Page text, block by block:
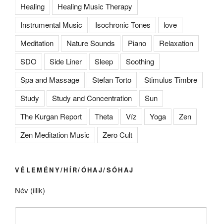
Healing
Healing Music Therapy
Instrumental Music
Isochronic Tones
love
Meditation
Nature Sounds Piano
Relaxation
SDO
Side Liner Sleep
Soothing
Spa and Massage
Stefan Torto
Stimulus Timbre
Study
Study and Concentration
Sun
The Kurgan Report
Theta Víz Yoga
Zen
Zen Meditation Music
Zero Cult
VÉLEMÉNY/HÍR/ÓHAJ/SÓHAJ
Név (illik)